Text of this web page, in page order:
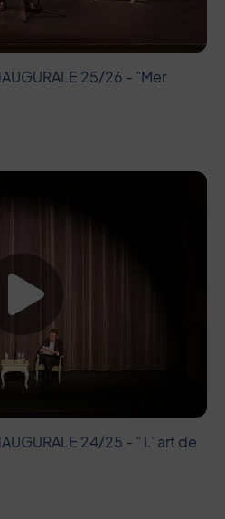
25/26 - "Mer
24/25 - " L' art de